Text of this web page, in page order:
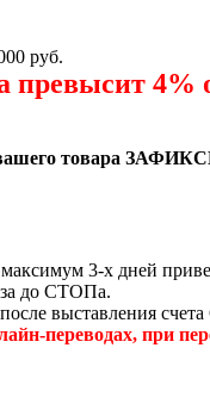
руб.
превысит
товара
3-х дней
до СТОПа.
выставления
при